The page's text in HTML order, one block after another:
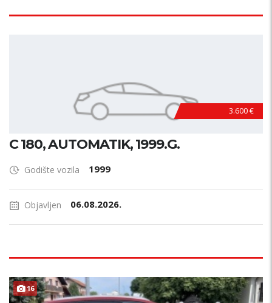
3.600 €
C 180, AUTOMATIK, 1999.G.
Godište vozila 1999
Objavljen 06.08.2026.
16